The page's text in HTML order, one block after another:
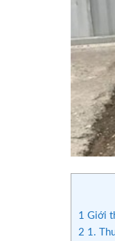
1 Giới
2 1.